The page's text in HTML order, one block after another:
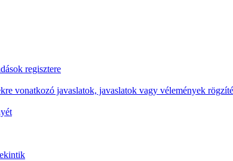
regisztere
vonatkozó javaslatok, javaslatok vagy vélemények